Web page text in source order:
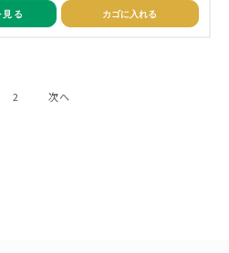
見る カゴに入れる
2 次へ